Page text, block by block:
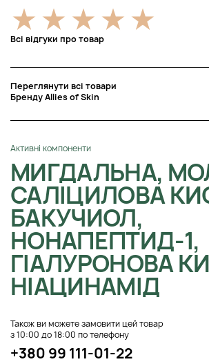
Всі відгуки про товар
Переглянути всі товари
Бренду Allies of Skin
Активні компоненти
МИГДАЛЬНА,
САЛІЦИЛОВА
БАКУЧИОЛ,
НОНАПЕПТИД-1,
ГІАЛУРОНОВА
НІАЦИНАМІД
Також ви можете замовити цей товар
з 10:00 до 18:00 по телефону
+380 99 111-01-22